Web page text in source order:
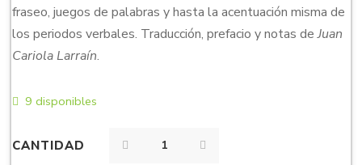
fraseo, juegos de palabras y hasta la acentuación misma de
los periodos verbales. Traducción, prefacio y notas deJuan
Cariola Larraín.
9 disponibles
CANTIDAD